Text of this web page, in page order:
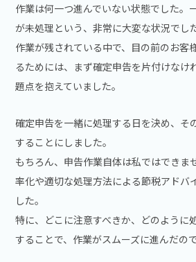
作業は何一つ進んでいない状態でした。
が未処理という、非常に大変な状況でし
作業が残されている中で、目の前のお客
るためには、まず確定申告を片付けなけ
題点を抱えていました。
確定申告を一緒に処理する日を決め、そ
することにしました。
もちろん、申告作業自体は私ではできま
率化や適切な処理方法による節税アドバ
した。
特に、どこに注意すべきか、どのように
することで、作業がスムーズに進んだので